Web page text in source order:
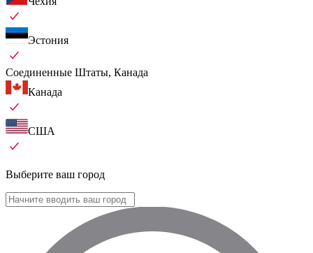
Эстония
Соединенные Штаты, Канада
Канада
США
Выберите ваш город